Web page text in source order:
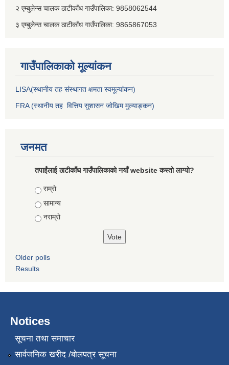
२ एम्बुलेन्स चालक ठाटीकाँध गाउँपालिका: 9858062544
३ एम्बुलेन्स चालक ठाटीकाँध गाउँपालिका: 9865867053
गाउँपालिकाकाे मूल्यांकन
LISA(स्थानीय तह संस्थागत क्षमता स्वमूल्यांकन)
FRA (स्थानीय तह वित्तिय सुशासन जोखिम मुल्याङ्कन)
जनमत
तपाईंलाई ठाटीकाँध गाउँपालिकाको नयाँ website कस्तो लाग्यो?
Choices
राम्राे
सामान्य
नराम्राे
Older polls
Results
Notices
सूचना तथा समाचार
सार्वजनिक खरीद /बोलपत्र सूचना